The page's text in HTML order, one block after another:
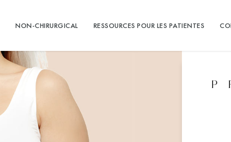
NON-CHIRURGICAL RESSOURCES POUR LES PATIENTES